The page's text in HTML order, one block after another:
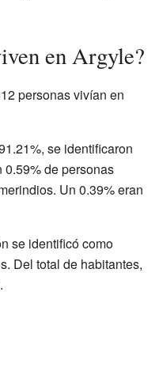
en Argyle?
personas vivían en
se identificaron
0.59% de personas
Un 0.39% eran
se identificó como
Del total de habitantes,